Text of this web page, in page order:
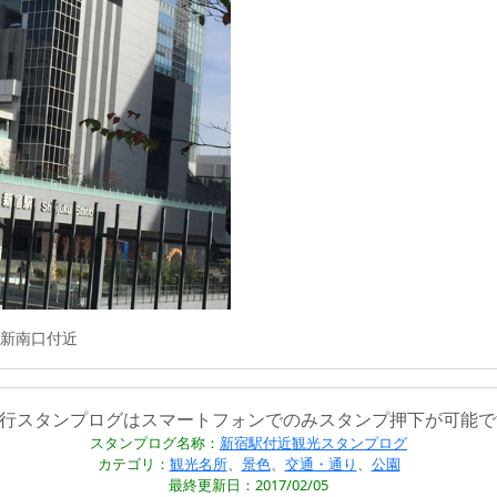
南口付近
スタンプログはスマートフォンでのみスタンプ押下が可能
スタンプログ名称： 新宿駅付近観光スタンプログ
カテゴリ： 観光名所、 景色、 交通・通り 、 公園
最終更新日：2017/02/05